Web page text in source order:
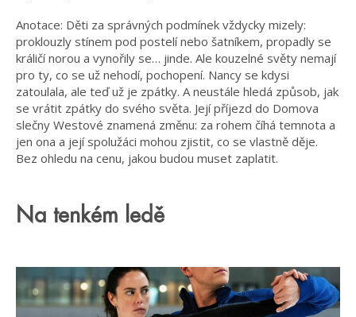
Anotace: Děti za správných podmínek vždycky mizely:
proklouzly stínem pod postelí nebo šatníkem, propadly se
králičí norou a vynořily se… jinde. Ale kouzelné světy nemají
pro ty, co se už nehodí, pochopení. Nancy se kdysi
zatoulala, ale teď už je zpátky. A neustále hledá způsob, jak
se vrátit zpátky do svého světa. Její příjezd do Domova
slečny Westové znamená změnu: za rohem číhá temnota a
jen ona a její spolužáci mohou zjistit, co se vlastně děje.
Bez ohledu na cenu, jakou budou muset zaplatit.
Na tenkém ledě